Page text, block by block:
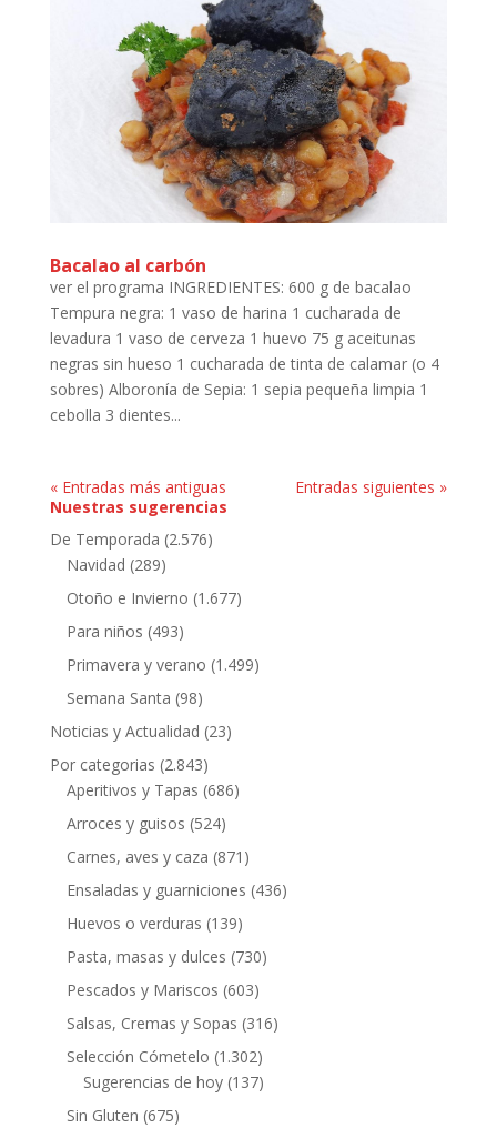
Bacalao al carbón
ver el programa INGREDIENTES: 600 g de bacalao
Tempura negra: 1 vaso de harina 1 cucharada de
levadura 1 vaso de cerveza 1 huevo 75 g aceitunas
negras sin hueso 1 cucharada de tinta de calamar (o 4
sobres) Alboronía de Sepia: 1 sepia pequeña limpia 1
cebolla 3 dientes...
« Entradas más antiguas
Entradas siguientes »
Nuestras sugerencias
De Temporada (2.576)
Navidad (289)
Otoño e Invierno (1.677)
Para niños (493)
Primavera y verano (1.499)
Semana Santa (98)
Noticias y Actualidad (23)
Por categorias (2.843)
Aperitivos y Tapas (686)
Arroces y guisos (524)
Carnes, aves y caza (871)
Ensaladas y guarniciones (436)
Huevos o verduras (139)
Pasta, masas y dulces (730)
Pescados y Mariscos (603)
Salsas, Cremas y Sopas (316)
Selección Cómetelo (1.302)
Sugerencias de hoy(137)
Sin Gluten (675)